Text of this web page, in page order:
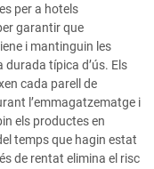
per a hotels
garantir que
i mantinguin les
típica d’ús. Els
cada parell de
l’emmagatzematge i
els productes en
temps que hagin estat
de rentat elimina el risc